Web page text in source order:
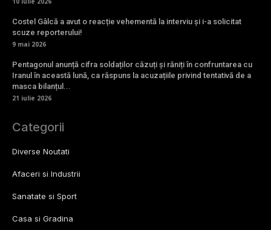
Costel Gâlcă a avut o reacție vehementă la interviu și i-a solicitat
scuze reporterului!
9 mai 2026
Pentagonul anunță cifra soldaților căzuți și răniți în confruntarea cu
Iranul în această lună, ca răspuns la acuzațiile privind tentativă de a
masca bilanțul...
21 iulie 2026
Categorii
Diverse Noutati
Afaceri si Industrii
Sanatate si Sport
Casa si Gradina